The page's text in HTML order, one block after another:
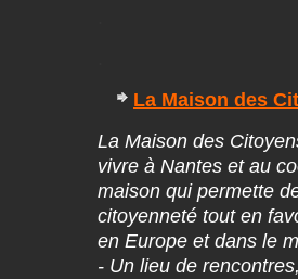
La Maison des
La Maison des
vivre à Nantes et au
maison qui permette
citoyenneté tout en
en Europe et dans le
- Un lieu de